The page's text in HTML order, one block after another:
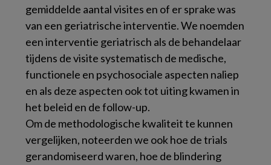
gemiddelde aantal visites en of er sprake was
van een geriatrische interventie. We noemden
een interventie geriatrisch als de behandelaar
tijdens de visite systematisch de medische,
functionele en psychosociale aspecten naliep
en als deze aspecten ook tot uiting kwamen in
het beleid en de follow-up.
Om de methodologische kwaliteit te kunnen
vergelijken, noteerden we ook hoe de trials
gerandomiseerd waren, hoe de blindering